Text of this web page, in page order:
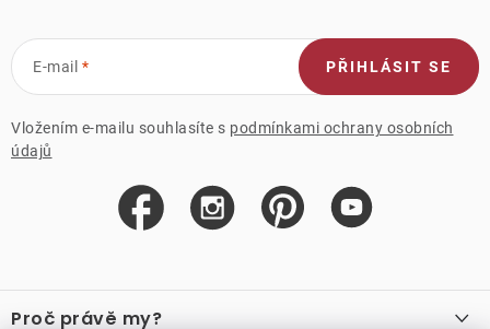
E-mail
Vložením e-mailu souhlasíte s podmínkami ochrany osobních
údajů
PŘIHLÁSIT SE
á
Proč právě my?